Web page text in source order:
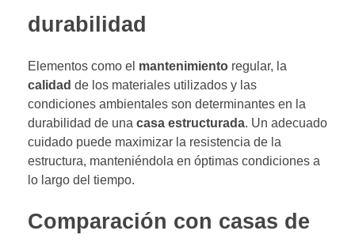
durabilidad
Elementos como el mantenimiento regular, la
calidad de los materiales utilizados y las
condiciones ambientales son determinantes en la
durabilidad de una casa estructurada. Un adecuado
cuidado puede maximizar la resistencia de la
estructura, manteniéndola en óptimas condiciones a
lo largo del tiempo.
Comparación con casas de